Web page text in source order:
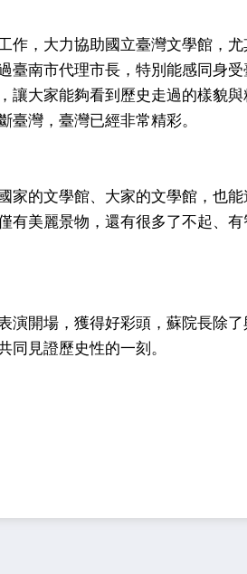
作，大力協助國立臺灣文學館，
臺南市代理市長，特別能感同身
讓大家能夠看到歷史走過的樣貌
臺灣，臺灣已經非常精彩。
家的文學館、大家的文學館，也
有美麗景物，還有很多了不起、
演開場，獲得好彩頭，蘇院長除
同見證歷史性的一刻。